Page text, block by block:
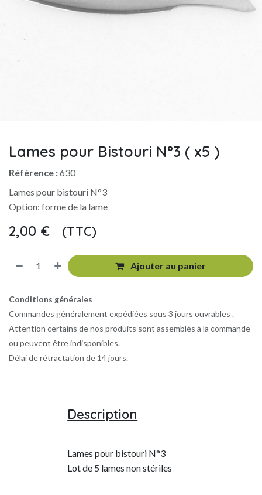
Lames pour Bistouri N°3 ( x5 )
Référence :630
Lames pour bistouri N°3
Option: forme de la lame
2,00 € (TTC)
Ajouter au panier
Conditions générales
Commandes généralement expédiées sous 3 jours ouvrables .
Attention certains de nos produits sont assemblés à la commande
ou peuvent être indisponibles.
Délai de rétractation de 14 jours.
Description
Lames pour bistouri N°3
Lot de 5 lames non stériles